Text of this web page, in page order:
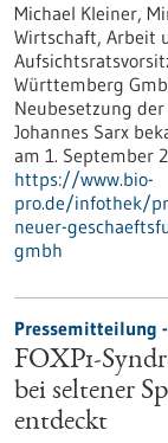
Michael Kleiner,
Wirtschaft, Arbeit
Württemberg
Neubesetzung
Johannes Sarx
am 1. September
https://www.bio-
pro.de/infothek/
neuer-
gmbh
Pressemitteilung
FOXP1-
bei seltener
entdeckt